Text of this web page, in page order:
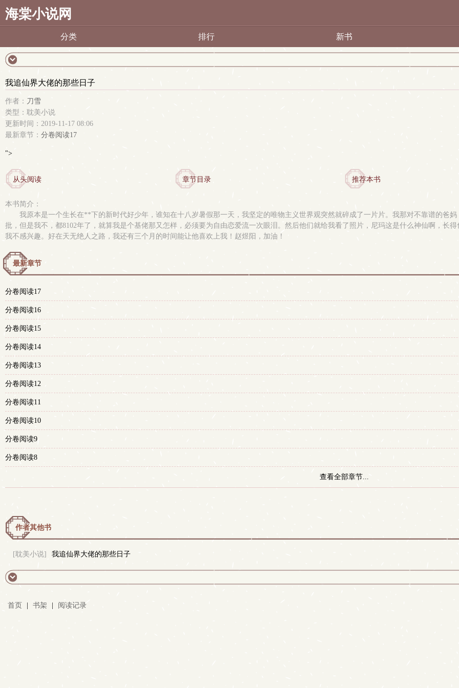
海棠小说网
分类 排行 新书
我追仙界大佬的那些日子
作者： 刀雪
类型：耽美小说
更新时间：2019-11-17 08:06
最新章节： 分卷阅读17
">
从头阅读 章节目录 推荐本书
本书简介：
我原本是一个生长在**下的新时代好少年，谁知在十八岁暑假那一天，我坚定的唯物主义世界观突然就碎成了一片片。我那对不靠谱的爸
批，但是我不，都8102年了，就算我是个基佬那又怎样，必须要为自由恋爱流一次眼泪。然后他们就给我看了照片，尼玛这是什么神仙啊，
我不感兴趣。好在天无绝人之路，我还有三个月的时间能让他喜欢上我！赵煜阳，加油！
最新章节
分卷阅读17
分卷阅读16
分卷阅读15
分卷阅读14
分卷阅读13
分卷阅读12
分卷阅读11
分卷阅读10
分卷阅读9
分卷阅读8
查看全部章节...
作者其他书
[耽美小说] 我追仙界大佬的那些日子
首页 书架 阅读记录